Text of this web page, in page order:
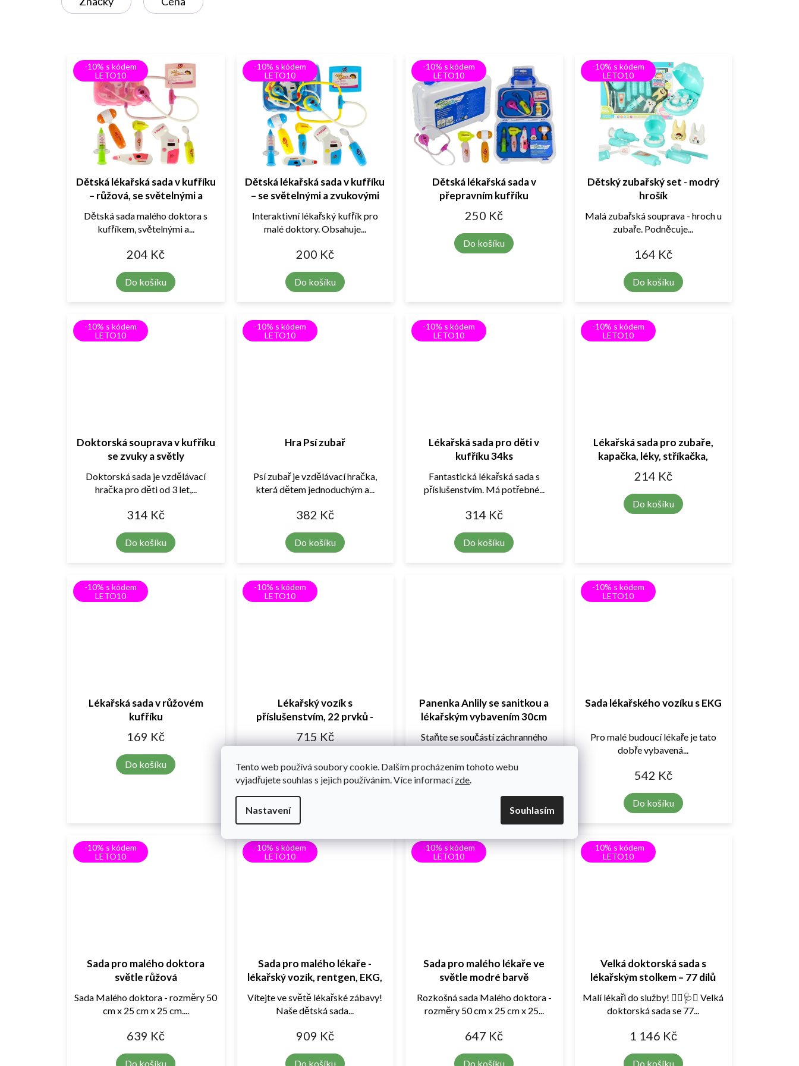
Tento web používá soubory cookie. Dalším procházením tohoto webu
vyjadřujete souhlas s jejich používáním. Více informacízde.
Nastavení Souhlasím
s
-10% s kódem
LETO10
Dětská lékařská sada v kufříku
– růžová, se světelnými a
204 Kč
Do košíku
Dětská sada malého doktora s
kufříkem, světelnými a...
-10% s kódem
LETO10
Dětská lékařská sada v kufříku
– se světelnými a zvukovými
efekty, modrá
200 Kč
Do košíku
Interaktivní lékařský kufřík pro
malé doktory. Obsahuje...
-10% s kódem
LETO10
Dětská lékařská sada v
přepravním kufříku
250 Kč
Do košíku
-10% s kódem
LETO10
Dětský zubařský set - modrý
hrošík
164 Kč
Do košíku
Malá zubařská souprava - hroch u
zubaře. Podněcuje...
-10% s kódem
LETO10
Doktorská souprava v kufříku
se zvuky a světly
314 Kč
Do košíku
Doktorská sada je vzdělávací
hračka pro děti od 3 let,...
-10% s kódem
LETO10
Hra Psí zubař
382 Kč
Do košíku
Psí zubař je vzdělávací hračka,
která dětem jednoduchým a...
-10% s kódem
LETO10
Lékařská sada pro děti v
kufříku 34ks
314 Kč
Do košíku
Fantastická lékařská sada s
příslušenstvím. Má potřebné...
-10% s kódem
LETO10
Lékařská sada pro zubaře,
kapačka, léky, stříkačka,
vrtačka, zubní kartáček
214 Kč
Do košíku
-10% s kódem
LETO10
Lékařská sada v růžovém
kufříku
169 Kč
Do košíku
-10% s kódem
LETO10
Lékařský vozík s
příslušenstvím, 22 prvků -
vícebarevný
715 Kč
Do košíku
Panenka Anlily se sanitkou a
lékařským vybavením 30cm
622 Kč
Staňte se součástí záchranného
týmu a pomáhejte...
-10% s kódem
LETO10
Sada lékařského vozíku s EKG
542 Kč
Do košíku
Pro malé budoucí lékaře je tato
dobře vybavená...
-10% s kódem
LETO10
Sada pro malého doktora
světle růžová
639 Kč
Do košíku
Sada Malého doktora - rozměry 50
cm x 25 cm x 25 cm....
-10% s kódem
LETO10
Sada pro malého lékaře -
lékařský vozík, rentgen, EKG,
příslušenství
909 Kč
Do košíku
Vítejte ve světě lékařské zábavy!
Naše dětská sada...
-10% s kódem
LETO10
Sada pro malého lékaře ve
světle modré barvě
647 Kč
Do košíku
Rozkošná sada Malého doktora -
rozměry 50 cm x 25 cm x 25...
-10% s kódem
LETO10
Velká doktorská sada s
lékařským stolkem – 77 dílů
1 146 Kč
Do košíku
Malí lékaři do služby! 👩‍⚕️🩺✨ Velká
doktorská sada se 77...